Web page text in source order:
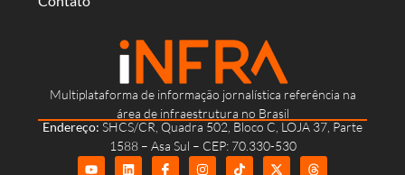
Multiplataforma de informação jornalística referência na
área de infraestrutura no Brasil
Endereço: SHCS/CR, Quadra 502, Bloco C, LOJA 37, Parte
1588 – Asa Sul – CEP: 70.330-530